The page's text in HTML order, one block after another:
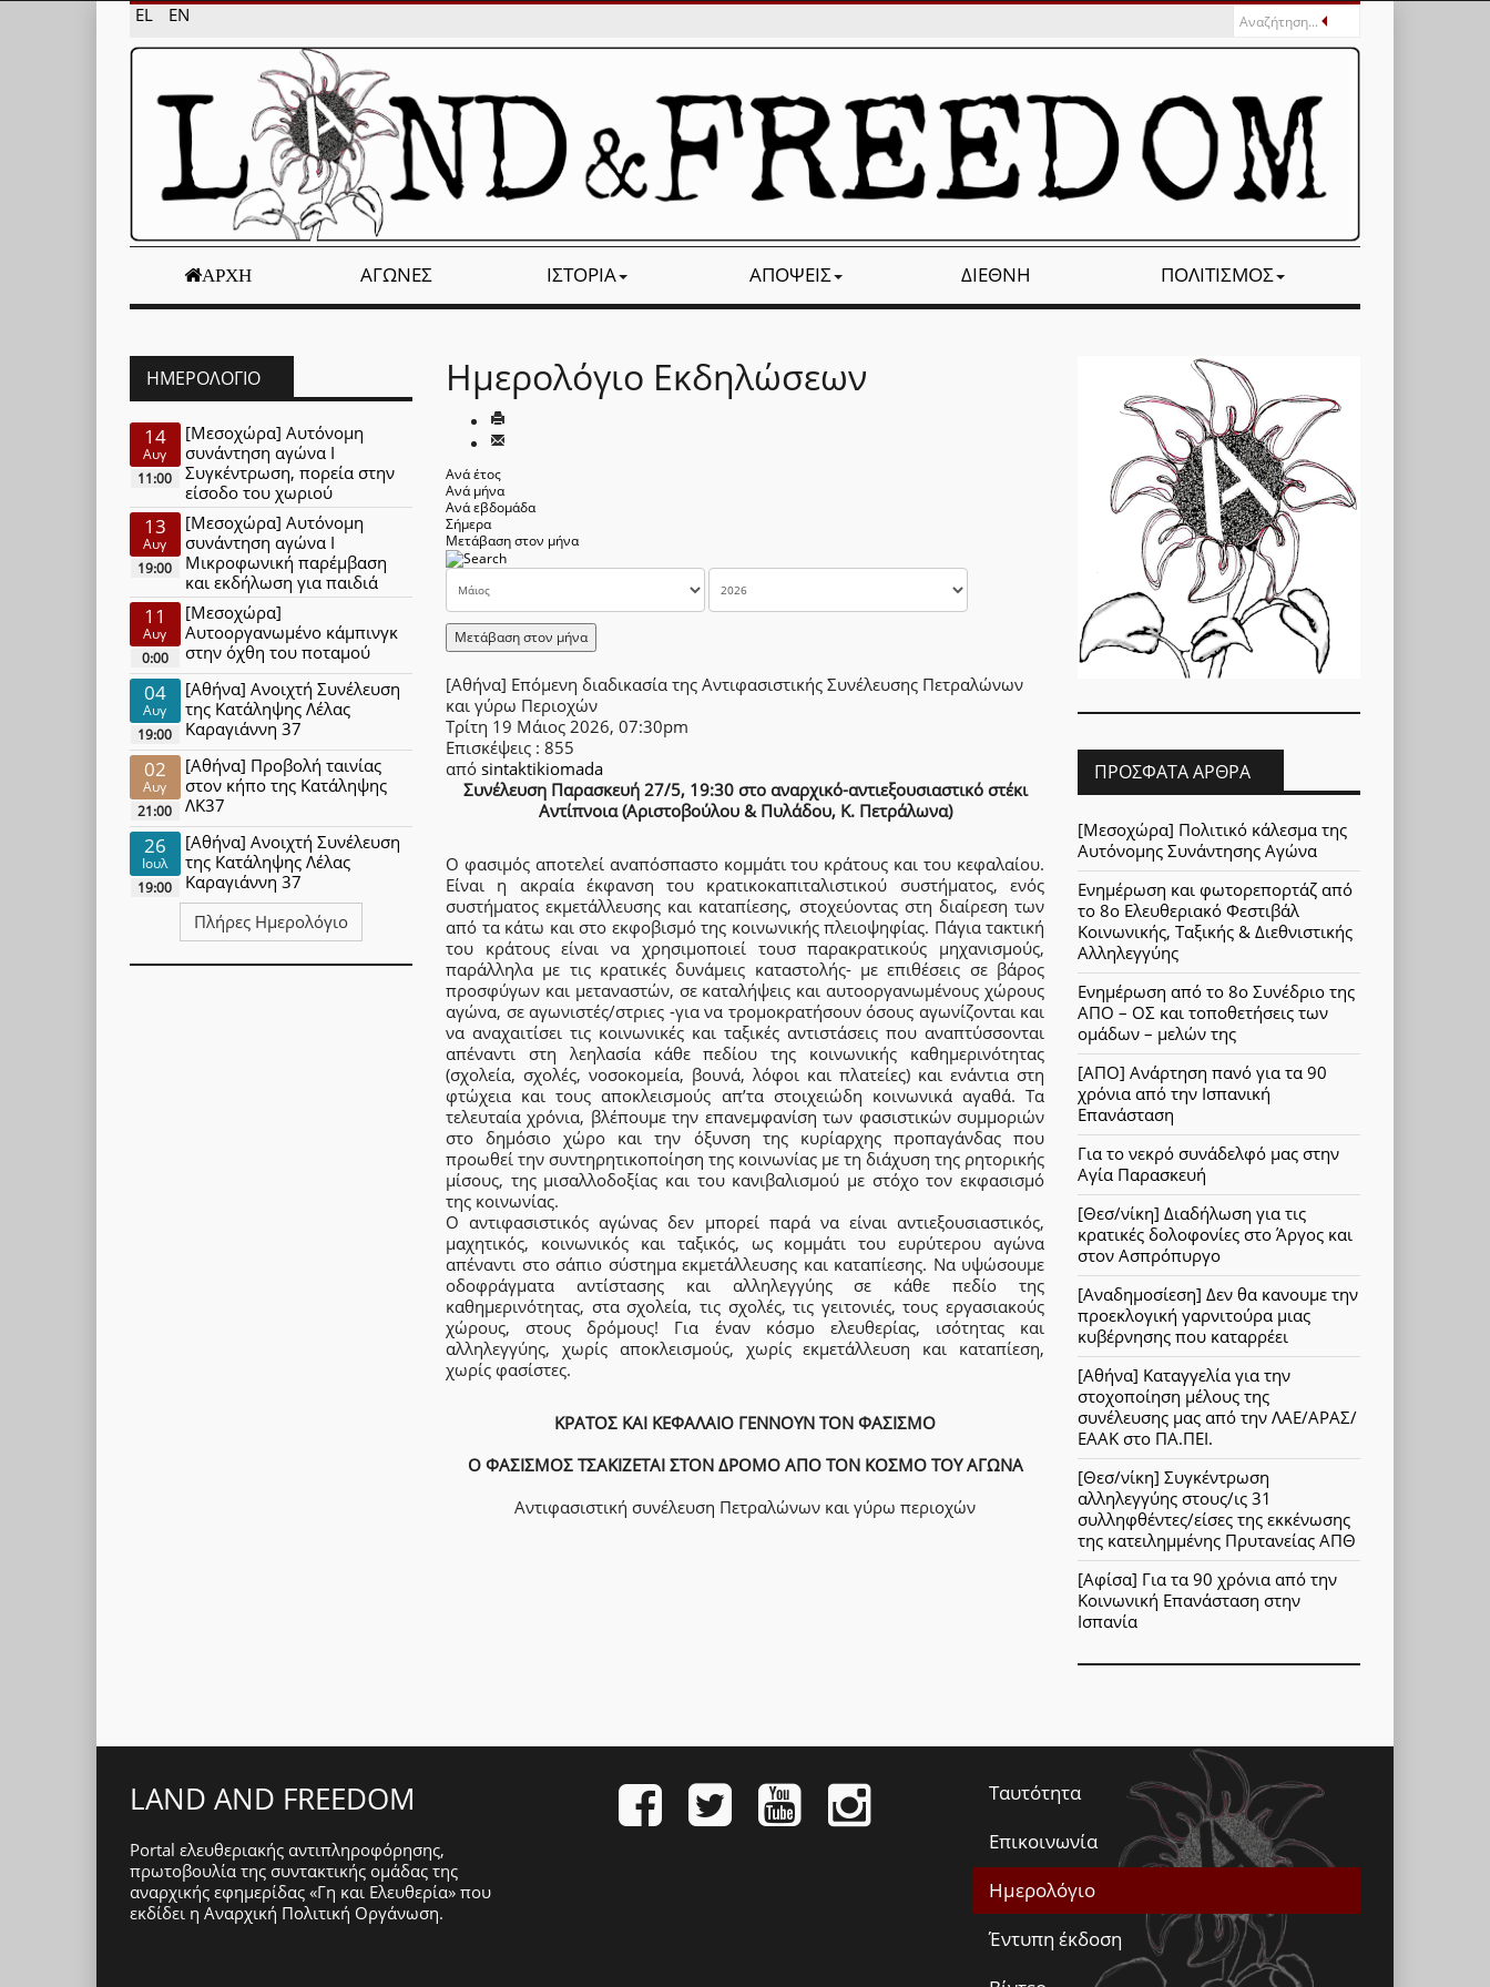
EL EN
ΑΡΧΉ ΑΓΏΝΕΣ ΙΣΤΟΡΊΑ ΑΠΌΨΕΙΣ ΔΙΕΘΝΉ ΠΟΛΙΤΙΣΜΌΣ
Ημερολόγιο Εκδηλώσεων
Ανά έτος
Ανά μήνα
Ανά εβδομάδα
Σήμερα
Μετάβαση στον μήνα
Μετάβαση στον μήνα
[Αθήνα] Επόμενη διαδικασία της Αντιφασιστικής Συνέλευσης Πετραλώνων
και γύρω Περιοχών
Τρίτη 19 Μάιος 2026, 07:30pm
Επισκέψεις : 855
από sintaktikiomada
Συνέλευση Παρασκευή 27/5, 19:30 στο αναρχικό-αντιεξουσιαστικό στέκι
Αντίπνοια (Αριστοβούλου & Πυλάδου, Κ. Πετράλωνα)
Ο φασιμός αποτελεί αναπόσπαστο κομμάτι του κράτους και του κεφαλαίου.
Είναι η ακραία έκφανση του κρατικοκαπιταλιστικού συστήματος, ενός
συστήματος εκμετάλλευσης και καταπίεσης, στοχεύοντας στη διαίρεση των
από τα κάτω και στο εκφοβισμό της κοινωνικής πλειοψηφίας. Πάγια τακτική
του κράτους είναι να χρησιμοποιεί τουσ παρακρατικούς μηχανισμούς,
παράλληλα με τις κρατικές δυνάμεις καταστολής- με επιθέσεις σε βάρος
προσφύγων και μεταναστών, σε καταλήψεις και αυτοοργανωμένους χώρους
αγώνα, σε αγωνιστές/στριες -για να τρομοκρατήσουν όσους αγωνίζονται και
να αναχαιτίσει τις κοινωνικές και ταξικές αντιστάσεις που αναπτύσσονται
απέναντι στη λεηλασία κάθε πεδίου της κοινωνικής καθημερινότητας
(σχολεία, σχολές, νοσοκομεία, βουνά, λόφοι και πλατείες) και ενάντια στη
φτώχεια και τους αποκλεισμούς απ’τα στοιχειώδη κοινωνικά αγαθά. Τα
τελευταία χρόνια, βλέπουμε την επανεμφανίση των φασιστικών συμμοριών
στο δημόσιο χώρο και την όξυνση της κυρίαρχης προπαγάνδας που
προωθεί την συντηρητικοποίηση της κοινωνίας με τη διάχυση της ρητορικής
μίσους, της μισαλλοδοξίας και του κανιβαλισμού με στόχο τον εκφασισμό
της κοινωνίας.
Ο αντιφασιστικός αγώνας δεν μπορεί παρά να είναι αντιεξουσιαστικός,
μαχητικός, κοινωνικός και ταξικός, ως κομμάτι του ευρύτερου αγώνα
απέναντι στο σάπιο σύστημα εκμετάλλευσης και καταπίεσης. Να υψώσουμε
οδοφράγματα αντίστασης και αλληλεγγύης σε κάθε πεδίο της
καθημερινότητας, στα σχολεία, τις σχολές, τις γειτονιές, τους εργασιακούς
χώρους, στους δρόμους! Για έναν κόσμο ελευθερίας, ισότητας και
αλληλεγγύης, χωρίς αποκλεισμούς, χωρίς εκμετάλλευση και καταπίεση,
χωρίς φασίστες.
ΚΡΑΤΟΣ ΚΑΙ ΚΕΦΑΛΑΙΟ ΓΕΝΝΟΥΝ ΤΟΝ ΦΑΣΙΣΜΟ
Ο ΦΑΣΙΣΜΟΣ ΤΣΑΚΙΖΕΤΑΙ ΣΤΟΝ ΔΡΟΜΟ ΑΠΟ ΤΟΝ ΚΟΣΜΟ ΤΟΥ ΑΓΩΝΑ
Αντιφασιστική συνέλευση Πετραλώνων και γύρω περιοχών
ΗΜΕΡΟΛΌΓΙΟ
14
Αυγ
11:00
[Μεσοχώρα] Αυτόνομη
συνάντηση αγώνα Ι
Συγκέντρωση, πορεία στην
είσοδο του χωριού
13
Αυγ
19:00
[Μεσοχώρα] Αυτόνομη
συνάντηση αγώνα Ι
Μικροφωνική παρέμβαση
και εκδήλωση για παιδιά
11
Αυγ
0:00
[Μεσοχώρα]
Αυτοοργανωμένο κάμπινγκ
στην όχθη του ποταμού
04
Αυγ
19:00
[Αθήνα] Ανοιχτή Συνέλευση
της Κατάληψης Λέλας
Καραγιάννη 37
02
Αυγ
21:00
[Αθήνα] Προβολή ταινίας
στον κήπο της Κατάληψης
ΛΚ37
26
Ιουλ
19:00
[Αθήνα] Ανοιχτή Συνέλευση
της Κατάληψης Λέλας
Καραγιάννη 37
Πλήρες Ημερολόγιο
ΠΡΌΣΦΑΤΑ ΆΡΘΡΑ
[Μεσοχώρα] Πολιτικό κάλεσμα της
Αυτόνομης Συνάντησης Αγώνα
Ενημέρωση και φωτορεπορτάζ από
το 8ο Ελευθεριακό Φεστιβάλ
Κοινωνικής, Ταξικής & Διεθνιστικής
Αλληλεγγύης
Ενημέρωση από το 8ο Συνέδριο της
ΑΠΟ – ΟΣ και τοποθετήσεις των
ομάδων – μελών της
[ΑΠΟ] Ανάρτηση πανό για τα 90
χρόνια από την Ισπανική
Επανάσταση
Για το νεκρό συνάδελφό μας στην
Αγία Παρασκευή
[Θεσ/νίκη] Διαδήλωση για τις
κρατικές δολοφονίες στο Άργος και
στον Ασπρόπυργο
[Αναδημοσίεση] Δεν θα κανουμε την
προεκλογική γαρνιτούρα μιας
κυβέρνησης που καταρρέει
[Αθήνα] Καταγγελία για την
στοχοποίηση μέλους της
συνέλευσης μας από την ΛΑΕ/ΑΡΑΣ/
ΕΑΑΚ στο ΠΑ.ΠΕΙ.
[Θεσ/νίκη] Συγκέντρωση
αλληλεγγύης στους/ις 31
συλληφθέντες/είσες της εκκένωσης
της κατειλημμένης Πρυτανείας ΑΠΘ
[Αφίσα] Για τα 90 χρόνια από την
Κοινωνική Επανάσταση στην
Ισπανία
LAND AND FREEDOM
Portal ελευθεριακής αντιπληροφόρησης,
πρωτοβουλία της συντακτικής ομάδας της
αναρχικής εφημερίδας «Γη και Ελευθερία» που
εκδίδει η Αναρχική Πολιτική Οργάνωση.
Ταυτότητα
Επικοινωνία
Ημερολόγιο
Έντυπη έκδοση